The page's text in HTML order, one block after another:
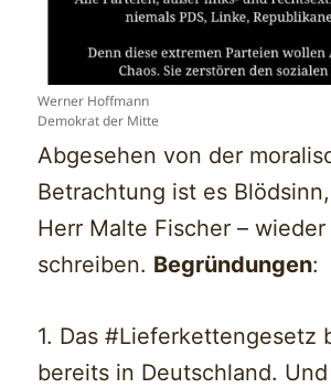
Werner Hoffmann
Demokrat der Mitte
Abgesehen von der
Betrachtung ist es
Herr Malte Fischer – wieder
schreiben. Begründungen:
1. Das #Lieferkettengesetz
bereits in Deutschland.